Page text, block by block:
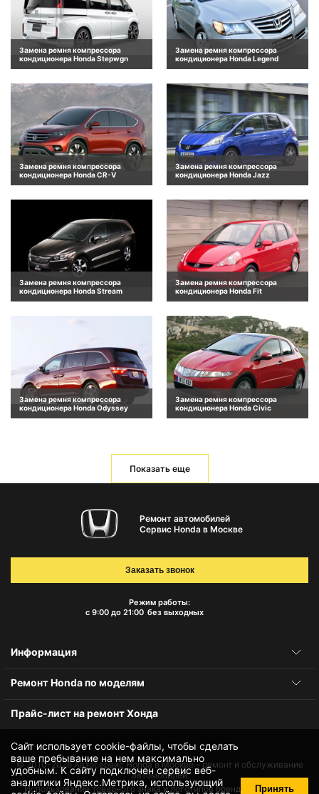
Замена ремня компрессора
кондиционера Honda Stepwgn
Замена ремня компрессора
кондиционера Honda Legend
Замена ремня компрессора
кондиционера Honda CR-V
Замена ремня компрессора
кондиционера Honda Jazz
Замена ремня компрессора
кондиционера Honda Stream
Замена ремня компрессора
кондиционера Honda Fit
Замена ремня компрессора
кондиционера Honda Odyssey
Замена ремня компрессора
кондиционера Honda Civic
Показать еще
Сайт использует cookie-файлы, чтобы сделать
ваше пребывание на нем максимально
удобным. К cайту подключен сервис веб-
аналитики Яндекс.Метрика, использующий
Принять
Ремонт автомобилей
Сервис Honda в Москве
Режим работы:
с 9:00 до 21:00 без выходных
Заказать звонок
Информация
Ремонт Honda по моделям
Прайс-лист на ремонт Хонда
© 2010-2026Автосервис Honda в Москве – ремонт и обслуживание
автомобилей
Использование товарного знака и логотипов бренда происходит